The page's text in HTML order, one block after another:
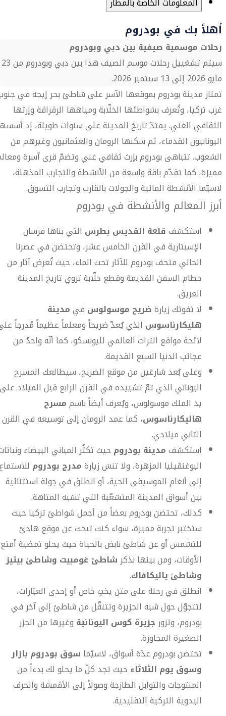
أهلاً بك في بودروم
رحلات موسمية صيفية بين دبي وبودروم
سيتم تشغييل رحلات موسم الصيف هذا بين دبي وبودروم من 23
مايو 2026 إلى 13 سبتمبر 2026.
تمتاز مدينة بودروم بموقعها الآسر على شاطئ بحر إيجه في
غرب تركيا، وتُعرف بشواطئها الخلّابة ومياهها الرقراقة وإرثها
الثقافي الغني. يمتدّ تاريخ المدينة على سنوات طويلة، إذ
اليونانيون القدماء، ثم سكنها الرومان والعثمانيون وغيرهم من
الشعوب. تتباهى بودروم بإرث ثقافي غني وتضمّ قرى آسرة
مميزة، كما تقدّم باقة واسعة من الأنشطة والتجارب المذهلة،
لاسيّما الأنشطة المائية والجولات بالقارب وتجارب التسوق.
أبرز المعالم والأنشطة في بودروم
استكشفقلعة القديس بطرس التي بناها فرسان
الإسبتارية في القرن الخامس عشر، وتحتضن في عصرنا
الحالي متحف بودروم للآثار تحت الماء، حيث تُعرض آثار من
حطام السفن القديمة وقطع خلّابة تروي تاريخ المدينة
العريق.
لا تفوتك زيارةضريح موسولوس فيمدينة
هليكارناسوس الذي يُعدّ ضريحاً ومعلماً عظيماً مُدرجاً
لائحة مواقع التراث العالمي لليونسكو، كما أنّه واحدٌ من
عجائب الدنيا السبع القديمة.
وعلى بُعد شارعَين من موقع الضريح، سيطالعك المسرح
اليوناني الذي تمّ تشييده في القرن الرابع قبل الميلاد على
يد الملك موسولوس، ويُعرف أيضاً باسممسرح
هاليكارناسوس، كما عمد الرومان إلى توسيعه في القرن
الثاني ميلادي.
استكشفمدينة بودروم حيث تكثُر المباني البيضاء
البوغنڤيليا المزهرة، ولا تنسَ زيارةمدرج بودروم
إلى أنغام الموسيقى الحية، أو انطلق في جولة استثنائية
بين أسواق المدينة المتشعّبة التي تشبه المتاهة.
كذلك، تحتضن بودروم بعضاً من أجمل شواطئ تركيا حيث
ستختبر تجربة مميزة، سواء كنت تبحث عن موقع هادئ
للتشمس أو عن شاطئ نابض بالحياة حيث يحلو تمضية أمتع
الأوقات، ومن بينها نذكر شاطئ غومبيت وشاطئ بيتيز
وشاطئ ياليكافاك.
انطلق في رحلة على متن يختٍ خاص أو إحدى العبّارات،
لتتجوّل حول شبه الجزيرة وتتنقّل من شاطئ إلى آخر في
بودروم، وتزور جزيرة كوس اليونانية وغيرها من الجزر
الصغيرة المجاورة.
تحتضن بودروم عدّة أسواق، لاسيّما سوق بودروم بازار
وسوق يوم الثلاثاء حيث تجد كلّ ما يحلو لك بدءاً من
المنتوجات والتوابل الطازجة وصولاً إلى الأقمشة والحرف
اليدوية التركية التقليدية.